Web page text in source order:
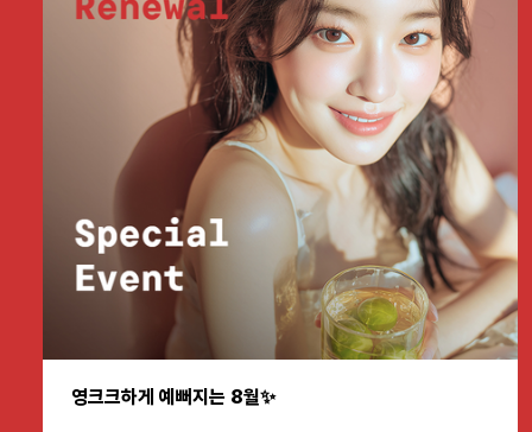
신논현점
영크크하게 예뻐지는 8월✨